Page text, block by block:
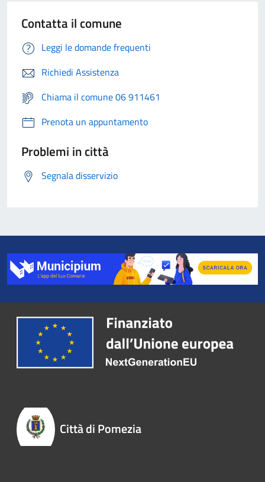
Contatta il comune
Leggi le domande frequenti
Richiedi Assistenza
Chiama il comune 06 911461
Prenota un appuntamento
Problemi in città
Segnala disservizio
Città di Pomezia